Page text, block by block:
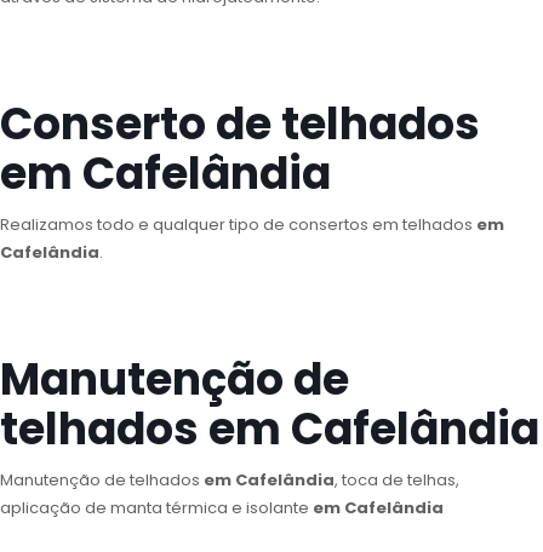
Conserto de telhados
em Cafelândia
Realizamos todo e qualquer tipo de consertos em telhados em
Cafelândia.
Manutenção de
telhados em Cafelândia
Manutenção de telhados em Cafelândia, toca de telhas,
aplicação de manta térmica e isolante em Cafelândia